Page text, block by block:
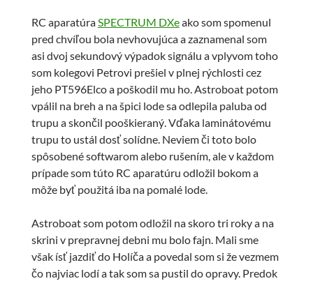
RC aparatúraSPECTRUM DXeako som spomenul
pred chvíľou bola nevhovujúca a zaznamenal som
asi dvoj sekundový výpadok signálu a vplyvom toho
som kolegovi Petrovi prešiel v plnej rýchlosti cez
jeho PT596Elco a poškodil mu ho. Astroboat potom
vpálil na breh a na špici lode sa odlepila paluba od
trupu a skončil pooškieraný. Vďaka laminátovému
trupu to ustál dosť solídne. Neviem či toto bolo
spôsobené softwarom alebo rušením, ale v každom
prípade som túto RC aparatúru odložil bokom a
môže byť použitá iba na pomalé lode.
Astroboat som potom odložil na skoro tri roky a na
skrini v prepravnej debni mu bolo fajn. Mali sme
však ísť jazdiť do Holíča a povedal som si že vezmem
čo najviac lodí a tak som sa pustil do opravy. Predok